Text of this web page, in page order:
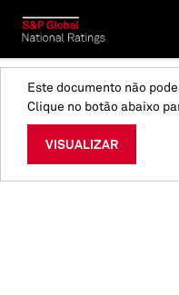
Este documento não
Clique no botão abaixo
VISUALIZAR